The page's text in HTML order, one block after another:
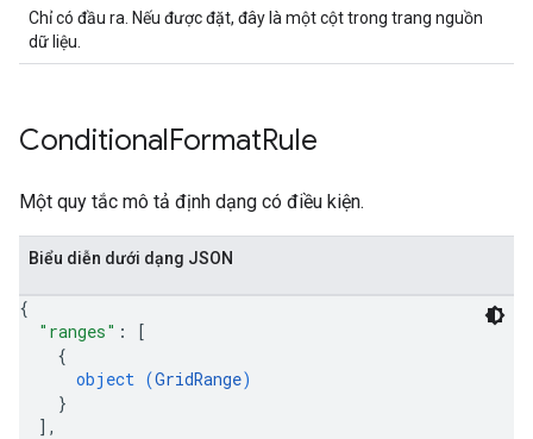
Chỉ có đầu ra. Nếu được đặt, đây là một cột trong trang nguồn
dữ liệu.
ConditionalFormatRule
Một quy tắc mô tả định dạng có điều kiện.
Biểu diễn dưới dạng JSON
{
"ranges" :
[
{
object (GridRange)
}
] ,